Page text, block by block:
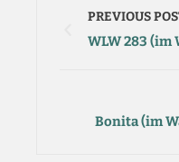
PREVIOUS
WLW 283
Bonita (im